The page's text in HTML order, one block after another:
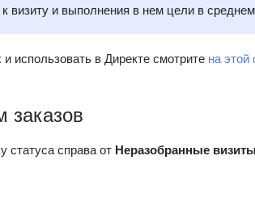
к визиту и выполнения в нем цели в
использовать в Директе смотрите на этой
заказов
статуса справа от Неразобранные визиты